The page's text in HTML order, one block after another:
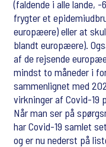
(faldende i alle lande,
frygter et
europæere) eller at
blandt europæere).
af de rejsende
mindst to måneder i
sammenlignet med
virkninger af Covid-19
Når man ser på
har Covid-19 samlet
og er nu nederst på